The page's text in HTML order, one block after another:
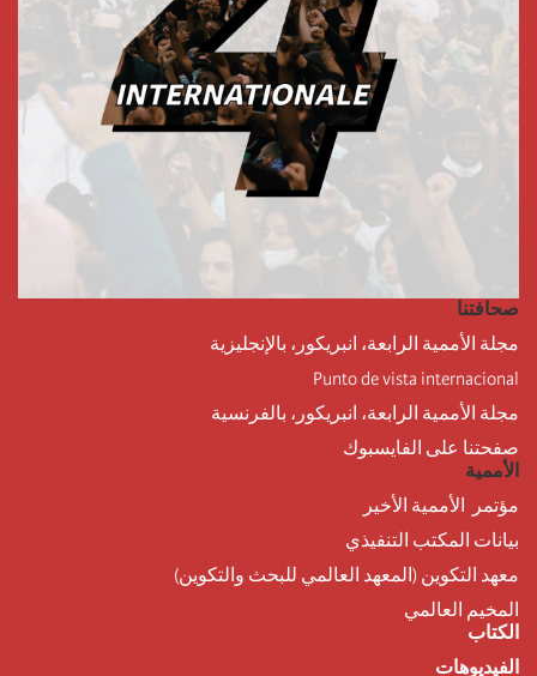
صحافتنا
مجلة الأممية الرابعة، انبريكور، بالإنجليزية
Punto de vista internacional
مجلة الأممية الرابعة، انبريكور، بالفرنسية
صفحتنا على الفايسبوك
الأممية
مؤتمر الأممية الأخير
بيانات المكتب التنفيذي
معهد التكوين (المعهد العالمي للبحث والتكوين)
المخيم العالمي
الكتاب
الفيديوهات